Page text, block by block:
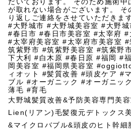
大野城髪質改善&予防美容専門美容
Lien(リアン)毛髪復元デトックス
&マイクロバブル&頭皮のヒト幹細